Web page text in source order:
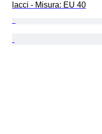
lacci - Misura: EU 40